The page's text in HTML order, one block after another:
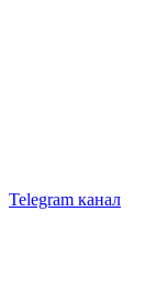
Telegram канал